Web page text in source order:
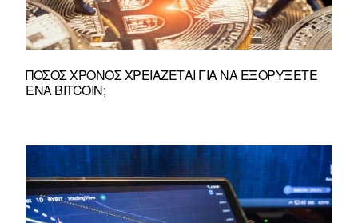
ΠΌΣΟΣ ΧΡΌΝΟΣ ΧΡΕΙΆΖΕΤΑΙ ΓΙΑ ΝΑ ΕΞΟΡΎΞΕΤΕ
ΈΝΑ BITCOIN;